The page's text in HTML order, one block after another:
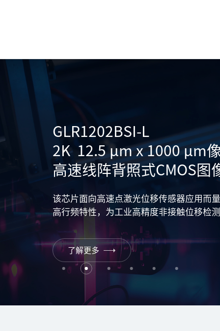
GLR1202BSI-L
2K  12.5 μm x 1000 μm
高速线阵背照式CMOS图
该芯片面向高速点激光位移传感器应用而
高行频特性，为工业高精度非接触位移检
了解更多